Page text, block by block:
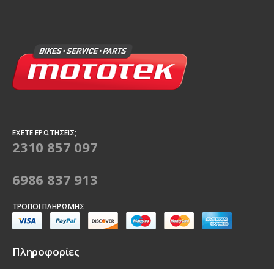
ΈΧΕΤΕ ΕΡΩΤΉΣΕΙΣ;
2310 857 097
6986 837 913
ΤΡΌΠΟΙ ΠΛΗΡΩΜΉΣ
Πληροφορίες